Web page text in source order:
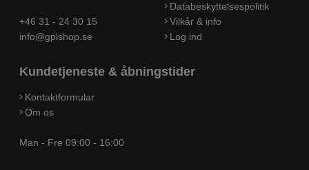
+46 31 - 24 30 15
info@gplshop.se
Databeskyttelsespolitik
Vilkår & info
Log ind
Kundetjeneste & åbningstider
Kontaktformular
Om os
Man - Fre 09:00 - 16:00